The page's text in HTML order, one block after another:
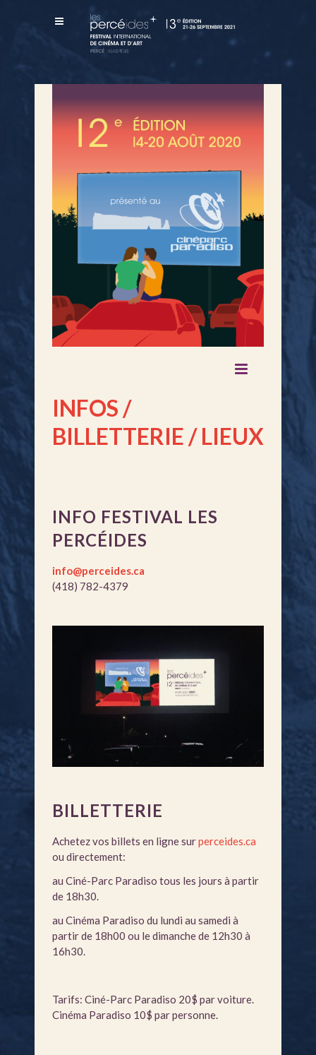
INFOS /
BILLETTERIE / LIEUX
INFO FESTIVAL LES
PERCÉIDES
info@perceides.ca
(418) 782-4379
BILLETTERIE
Achetez vos billets en ligne surperceides.ca
ou directement:
au Ciné-Parc Paradiso tous les jours à partir
de 18h30.
au Cinéma Paradiso du lundi au samedi à
partir de 18h00 ou le dimanche de 12h30 à
16h30.
Tarifs: Ciné-Parc Paradiso 20$ par voiture.
Cinéma Paradiso 10$ par personne.